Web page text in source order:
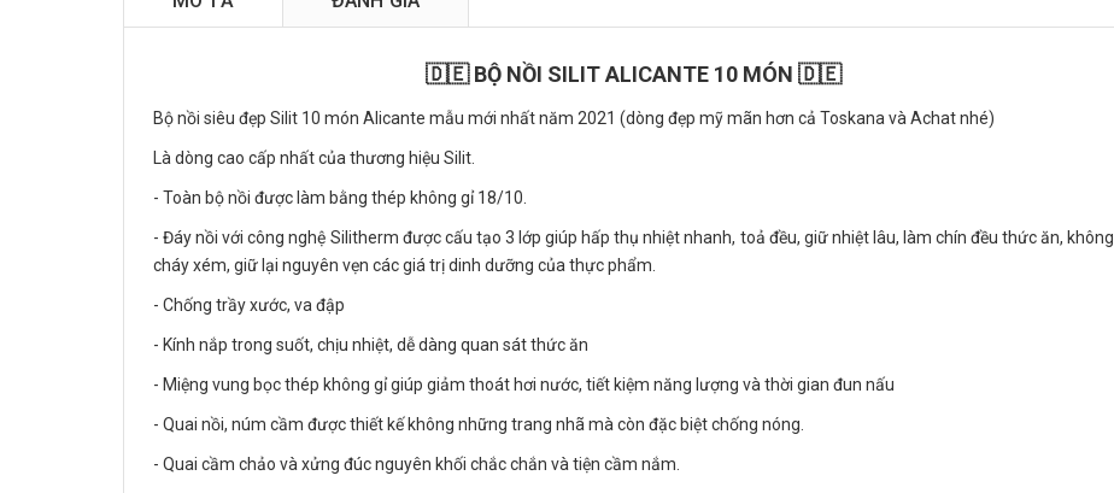
🇩🇪 BỘ NỒI SILIT ALICANTE 10 MÓN 🇩🇪
Bộ nồi siêu đẹp Silit 10 món Alicante mẫu mới nhất năm 2021 (dòng đẹp mỹ mãn hơn cả Toskana và Achat nhé)
Là dòng cao cấp nhất của thương hiệu Silit.
- Toàn bộ nồi được làm bằng thép không gỉ 18/10.
- Đáy nồi với công nghệ Silitherm được cấu tạo 3 lớp giúp hấp thụ nhiệt nhanh, toả đều, giữ nhiệt lâu, làm chín đều thức ăn, không
cháy xém, giữ lại nguyên vẹn các giá trị dinh dưỡng của thực phẩm.
- Chống trầy xước, va đập
- Kính nắp trong suốt, chịu nhiệt, dễ dàng quan sát thức ăn
- Miệng vung bọc thép không gỉ giúp giảm thoát hơi nước, tiết kiệm năng lượng và thời gian đun nấu
- Quai nồi, núm cầm được thiết kế không những trang nhã mà còn đặc biệt chống nóng.
- Quai cầm chảo và xửng đúc nguyên khối chắc chắn và tiện cầm nắm.